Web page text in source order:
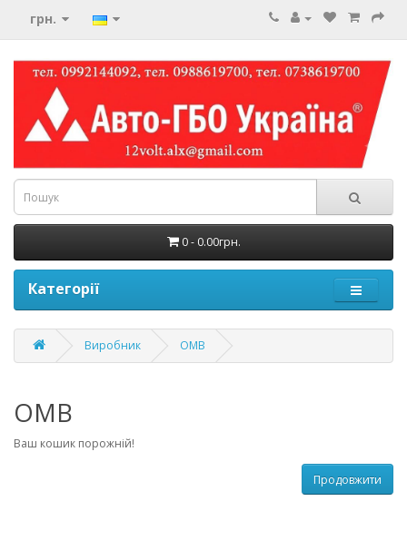
грн.
0 - 0.00грн.
Категорії
Виробник OMB
OMB
Ваш кошик порожній!
Продовжити